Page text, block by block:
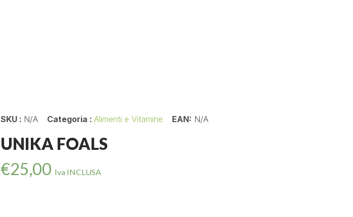
SKU : N/A Categoria :Alimenti e Vitamine EAN: N/A
UNIKA FOALS
€25,00 Iva INCLUSA